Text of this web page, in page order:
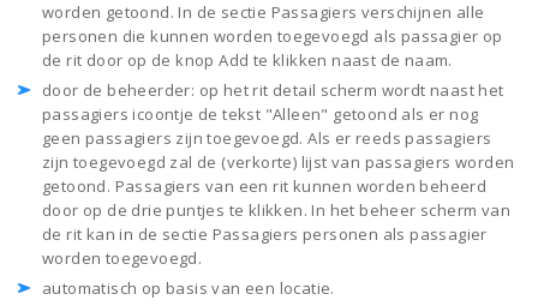
worden getoond. In de sectie Passagiers verschijnen alle
personen die kunnen worden toegevoegd als passagier op
de rit door op de knop Add te klikken naast de naam.
door de beheerder: op het rit detail scherm wordt naast het
passagiers icoontje de tekst "Alleen" getoond als er nog
geen passagiers zijn toegevoegd. Als er reeds passagiers
zijn toegevoegd zal de (verkorte) lijst van passagiers worden
getoond. Passagiers van een rit kunnen worden beheerd
door op de drie puntjes te klikken. In het beheer scherm van
de rit kan in de sectie Passagiers personen als passagier
worden toegevoegd.
automatisch op basis van een locatie.